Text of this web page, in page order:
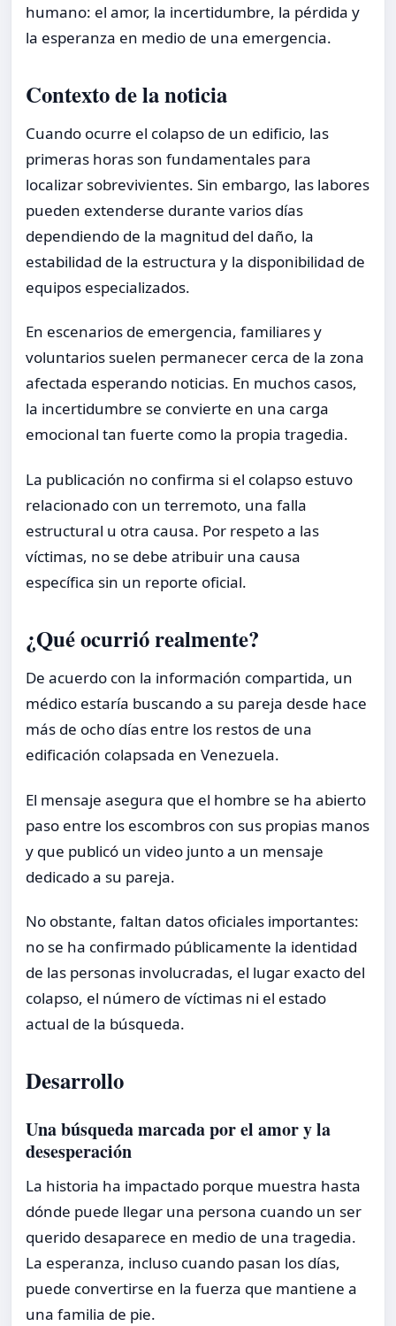
humano: el amor, la incertidumbre, la pérdida y
la esperanza en medio de una emergencia.
Contexto de la noticia
Cuando ocurre el colapso de un edificio, las
primeras horas son fundamentales para
localizar sobrevivientes. Sin embargo, las labores
pueden extenderse durante varios días
dependiendo de la magnitud del daño, la
estabilidad de la estructura y la disponibilidad de
equipos especializados.
En escenarios de emergencia, familiares y
voluntarios suelen permanecer cerca de la zona
afectada esperando noticias. En muchos casos,
la incertidumbre se convierte en una carga
emocional tan fuerte como la propia tragedia.
La publicación no confirma si el colapso estuvo
relacionado con un terremoto, una falla
estructural u otra causa. Por respeto a las
víctimas, no se debe atribuir una causa
específica sin un reporte oficial.
¿Qué ocurrió realmente?
De acuerdo con la información compartida, un
médico estaría buscando a su pareja desde hace
más de ocho días entre los restos de una
edificación colapsada en Venezuela.
El mensaje asegura que el hombre se ha abierto
paso entre los escombros con sus propias manos
y que publicó un video junto a un mensaje
dedicado a su pareja.
No obstante, faltan datos oficiales importantes:
no se ha confirmado públicamente la identidad
de las personas involucradas, el lugar exacto del
colapso, el número de víctimas ni el estado
actual de la búsqueda.
Desarrollo
Una búsqueda marcada por el amor y la
desesperación
La historia ha impactado porque muestra hasta
dónde puede llegar una persona cuando un ser
querido desaparece en medio de una tragedia.
La esperanza, incluso cuando pasan los días,
puede convertirse en la fuerza que mantiene a
una familia de pie.